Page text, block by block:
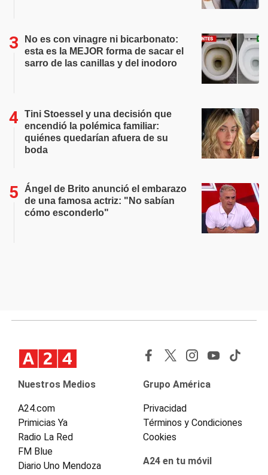
No es con vinagre ni bicarbonato:
esta es la MEJOR forma de sacar el
sarro de las canillas y del inodoro
Tini Stoessel y una decisión que
encendió la polémica familiar:
quiénes quedarían afuera de su
boda
Ángel de Brito anunció el embarazo
de una famosa actriz: "No sabían
cómo esconderlo"
Nuestros Medios
A24.com
Primicias Ya
Radio La Red
FM Blue
Diario Uno Mendoza
Grupo América
Privacidad
Términos y Condiciones
Cookies
A24 en tu móvil